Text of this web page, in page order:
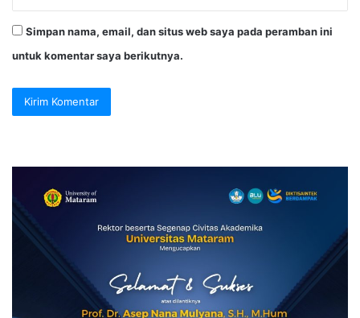
Simpan nama, email, dan situs web saya pada peramban ini
untuk komentar saya berikutnya.